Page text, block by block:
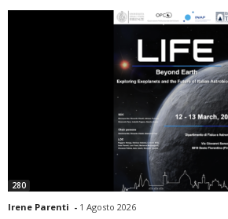
280
Irene Parenti - 1 Agosto 2026